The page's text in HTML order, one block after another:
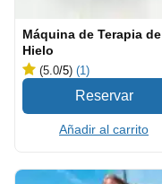
Máquina de Terapia de
Hielo
(5.0/5) (1)
Añadir al carrito